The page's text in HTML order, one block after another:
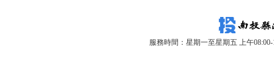
服務時間：星期一至星期五 上午